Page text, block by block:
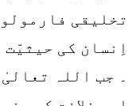
تخلیقی
اِنسان کی
۔ جب اللہ